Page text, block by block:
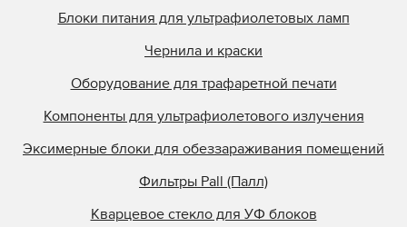
Блоки питания для ультрафиолетовых ламп
Чернила и краски
Оборудование для трафаретной печати
Компоненты для ультрафиолетового излучения
Эксимерные блоки для обеззараживания помещений
Фильтры Pall (Палл)
Кварцевое стекло для УФ блоков